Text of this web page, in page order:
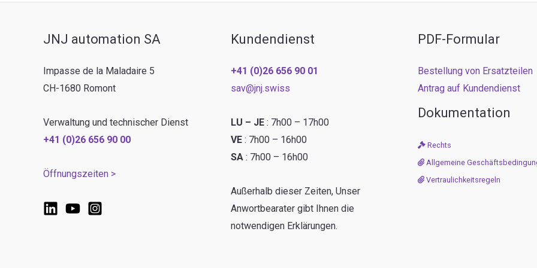
JNJ automation SA
Impasse de la Maladaire 5
CH-1680 Romont
Verwaltung und technischer Dienst
+41 (0)26 656 90 00
Öffnungszeiten >
Kundendienst
+41 (0)26 656 90 01
sav@jnj.swiss
LU – JE: 7h00 – 17h00
VE: 7h00 – 16h00
SA: 7h00 – 16h00
Außerhalb dieser Zeiten, Unser
Anwortbearater gibt Ihnen die
notwendigen Erklärungen.
PDF-Formular
Bestellung von Ersatzteilen
Antrag auf Kundendienst
Dokumentation
Rechts
Allgemeine
Vertraulichkeitsregeln